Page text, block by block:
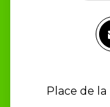
Place de